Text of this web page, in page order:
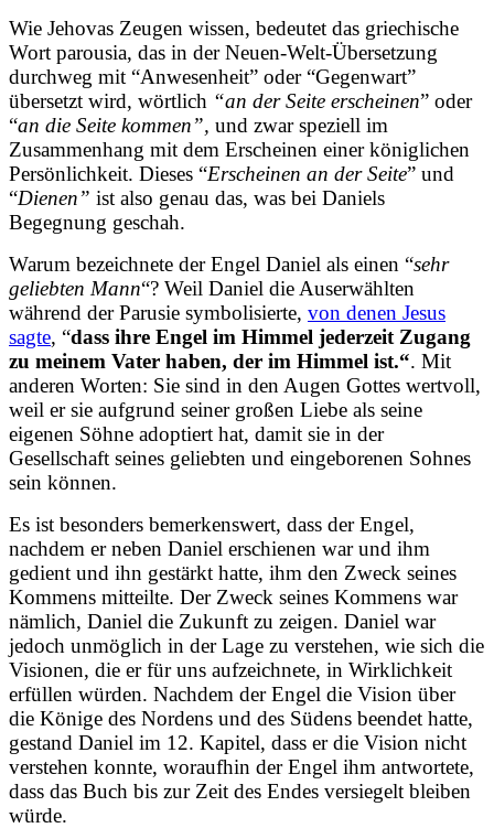
Wie Jehovas Zeugen wissen, bedeutet das griechische
Wort parousia, das in der Neuen-Welt-Übersetzung
durchweg mit “Anwesenheit” oder “Gegenwart”
übersetzt wird, wörtlich “an der Seite erscheinen” oder
“an die Seite kommen”, und zwar speziell im
Zusammenhang mit dem Erscheinen einer königlichen
Persönlichkeit. Dieses “Erscheinen an der Seite” und
“Dienen” ist also genau das, was bei Daniels
Begegnung geschah.
Warum bezeichnete der Engel Daniel als einen “sehr
geliebten Mann“? Weil Daniel die Auserwählten
während der Parusie symbolisierte, von denen Jesus
sagte, “dass ihre Engel im Himmel jederzeit Zugang
zu meinem Vater haben, der im Himmel ist.“. Mit
anderen Worten: Sie sind in den Augen Gottes wertvoll,
weil er sie aufgrund seiner großen Liebe als seine
eigenen Söhne adoptiert hat, damit sie in der
Gesellschaft seines geliebten und eingeborenen Sohnes
sein können.
Es ist besonders bemerkenswert, dass der Engel,
nachdem er neben Daniel erschienen war und ihm
gedient und ihn gestärkt hatte, ihm den Zweck seines
Kommens mitteilte. Der Zweck seines Kommens war
nämlich, Daniel die Zukunft zu zeigen. Daniel war
jedoch unmöglich in der Lage zu verstehen, wie sich die
Visionen, die er für uns aufzeichnete, in Wirklichkeit
erfüllen würden. Nachdem der Engel die Vision über
die Könige des Nordens und des Südens beendet hatte,
gestand Daniel im 12. Kapitel, dass er die Vision nicht
verstehen konnte, woraufhin der Engel ihm antwortete,
dass das Buch bis zur Zeit des Endes versiegelt bleiben
würde.